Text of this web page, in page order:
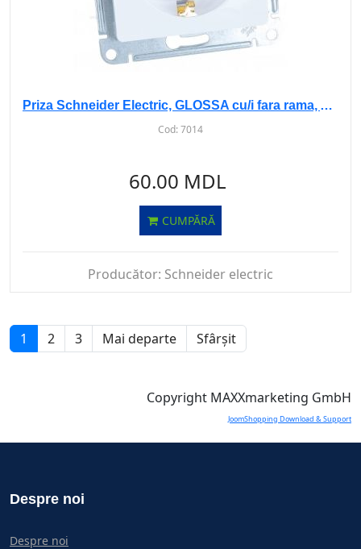
Priza Schneider Electric, GLOSSA cu/i fara rama, Alba, GSL000143
Cod:7014
60.00 MDL
CUMPĂRĂ
Producător: Schneider electric
1 2 3 Mai departe Sfârșit
Copyright MAXXmarketing GmbH
JoomShopping Download & Support
Despre noi
Despre noi